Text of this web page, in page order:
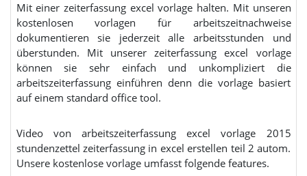
Mit einer zeiterfassung excel vorlage halten. Mit unseren
kostenlosen vorlagen für arbeitszeitnachweise
dokumentieren sie jederzeit alle arbeitsstunden und
überstunden. Mit unserer zeiterfassung excel vorlage
können sie sehr einfach und unkompliziert die
arbeitszeiterfassung einführen denn die vorlage basiert
auf einem standard office tool.
Video von arbeitszeiterfassung excel vorlage 2015
stundenzettel zeiterfassung in excel erstellen teil 2 autom.
Unsere kostenlose vorlage umfasst folgende features.